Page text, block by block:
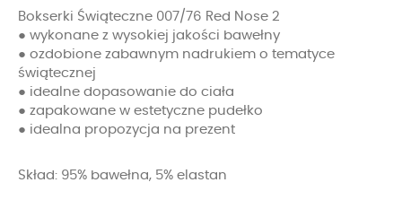
Bokserki Świąteczne 007/76 Red Nose 2
● wykonane z wysokiej jakości bawełny
● ozdobione zabawnym nadrukiem o tematyce
świątecznej
● idealne dopasowanie do ciała
● zapakowane w estetyczne pudełko
● idealna propozycja na prezent
Skład: 95% bawełna, 5% elastan